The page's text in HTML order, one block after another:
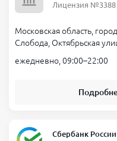
Лицензия №3388
Московская область,
Слобода, Октябрьская
ежедневно, 09:00–22:00
Сбербанк России